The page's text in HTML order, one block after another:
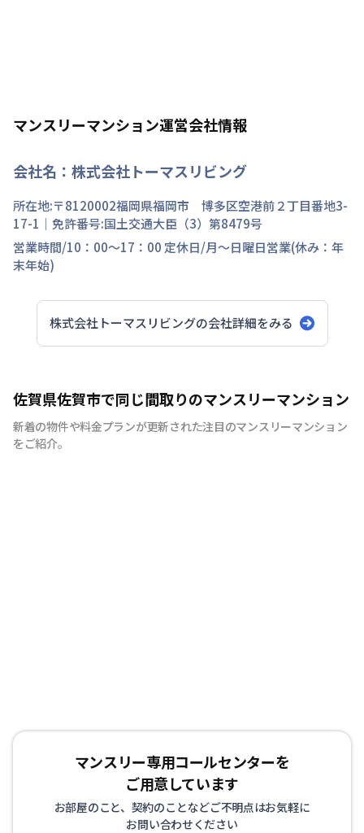
マンスリーマンション運営会社情報
会社名： 株式会社トーマスリビング
所在地:〒8120002福岡県福岡市 博多区空港前２丁目番地3-
17-1 ｜免許番号:国土交通大臣（3）第8479号
営業時間/10：00～17：00 定休日/月～日曜日営業(休み：年
末年始)
株式会社トーマスリビングの会社詳細をみる
佐賀県佐賀市で同じ間取りのマンスリーマンション
新着の物件や料金プランが更新された注目のマンスリーマンション
をご紹介。
マンスリー専用コールセンターを
ご用意しています
お部屋のこと、契約のことなどご不明点はお気軽に
お問い合わせください